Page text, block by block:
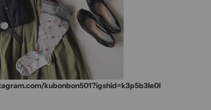
kubonbon501?igshid=k3p5b3le0l